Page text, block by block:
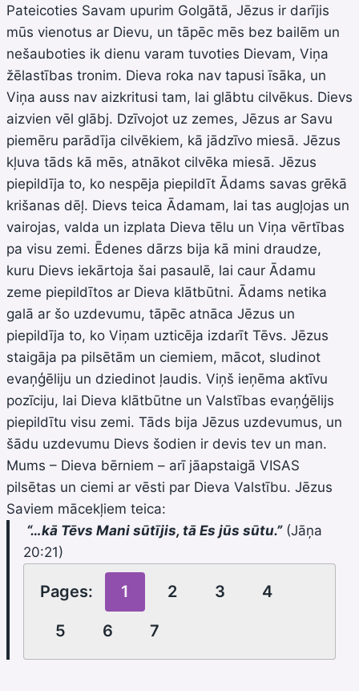
Pateicoties Savam upurim Golgātā, Jēzus ir darījis
mūs vienotus ar Dievu, un tāpēc mēs bez bailēm un
nešauboties ik dienu varam tuvoties Dievam, Viņa
žēlastības tronim. Dieva roka nav tapusi īsāka, un
Viņa auss nav aizkritusi tam, lai glābtu cilvēkus. Dievs
aizvien vēl glābj. Dzīvojot uz zemes, Jēzus ar Savu
piemēru parādīja cilvēkiem, kā jādzīvo miesā. Jēzus
kļuva tāds kā mēs, atnākot cilvēka miesā. Jēzus
piepildīja to, ko nespēja piepildīt Ādams savas grēkā
krišanas dēļ. Dievs teica Ādamam, lai tas augļojas un
vairojas, valda un izplata Dieva tēlu un Viņa vērtības
pa visu zemi. Ēdenes dārzs bija kā mini draudze,
kuru Dievs iekārtoja šai pasaulē, lai caur Ādamu
zeme piepildītos ar Dieva klātbūtni. Ādams netika
galā ar šo uzdevumu, tāpēc atnāca Jēzus un
piepildīja to, ko Viņam uzticēja izdarīt Tēvs. Jēzus
staigāja pa pilsētām un ciemiem, mācot, sludinot
evaņģēliju un dziedinot ļaudis. Viņš ieņēma aktīvu
pozīciju, lai Dieva klātbūtne un Valstības evaņģēlijs
piepildītu visu zemi. Tāds bija Jēzus uzdevumus, un
šādu uzdevumu Dievs šodien ir devis tev un man.
Mums – Dieva bērniem – arī jāapstaigā VISAS
pilsētas un ciemi ar vēsti par Dieva Valstību. Jēzus
Saviem mācekļiem teica:
“…kā Tēvs Mani sūtījis, tā Es jūs sūtu.”(Jāņa
20:21)
Pages: 1 2 3 4
5 6 7